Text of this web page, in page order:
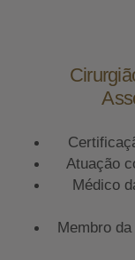
Atuação
Médico
Membro